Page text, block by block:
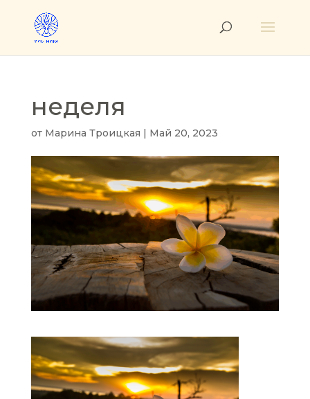
неделя
от Марина Троицкая | Май 20, 2023